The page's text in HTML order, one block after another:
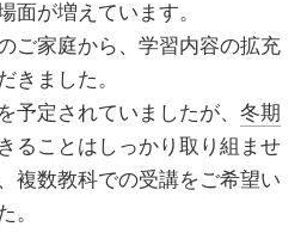
面が増えています。
ご家庭から、学習内容の拡充
きました。
予定されていましたが、 冬期
ることはしっかり取り組ませ
複数教科での受講をご希望い
。